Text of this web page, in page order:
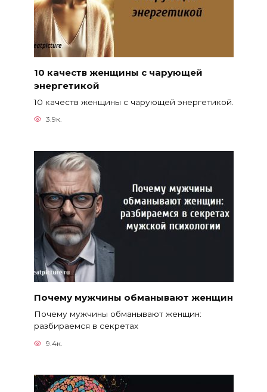
10 качеств женщины с чарующей
энергетикой
10 качеств женщины с чарующей энергетикой.
3.9к.
Почему мужчины обманывают женщин
Почему мужчины обманывают женщин:
разбираемся в секретах
9.4к.